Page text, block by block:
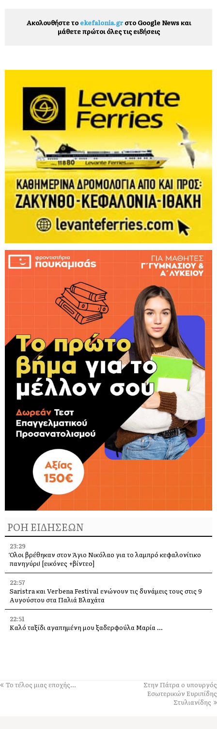
Ακολουθήστε το ekefalonia.grστο Google News και
μάθετε πρώτοι όλες τις ειδήσεις
ΡΟΗ ΕΙΔΗΣΕΩΝ
23:29
Όλοι βρέθηκαν στον Άγιο Νικόλαο για το λαμπρό κεφαλονίτικο
πανηγύρι! [εικόνες +βίντεο]
22:57
Saristra και Verbena Festival ενώνουν τις δυνάμεις τους στις 9
Αυγούστου στα Παλιά Βλαχάτα
22:51
Καλό ταξίδι αγαπημένη μου ξαδερφούλα Μαρία …
22:40
Πέθανε ο ηθοποιός Νίκος Καλογερόπουλος
Το τέλος μιας εποχής…
Στην Πάτρα ο υπουργός
Εσωτερικών Ευριπίδης
Στυλιανίδης